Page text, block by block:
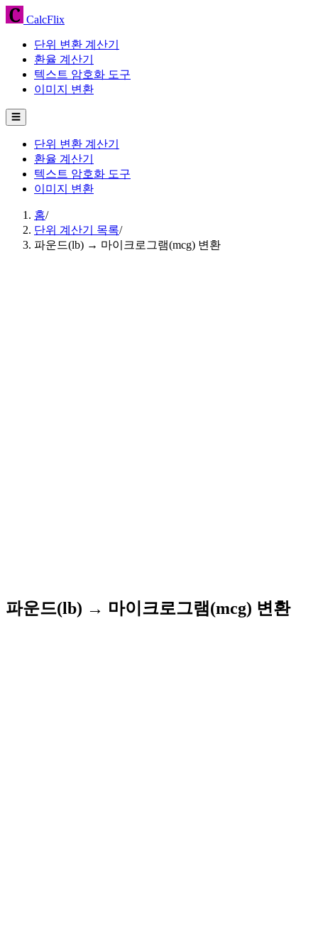
CalcFlix
단위 변환 계산기
환율 계산기
텍스트 암호화 도구
이미지 변환
☰
단위 변환 계산기
환율 계산기
텍스트 암호화 도구
이미지 변환
홈/
단위 계산기 목록/
파운드(lb) → 마이크로그램(mcg) 변환
파운드(lb) → 마이크로그램(mcg) 변환